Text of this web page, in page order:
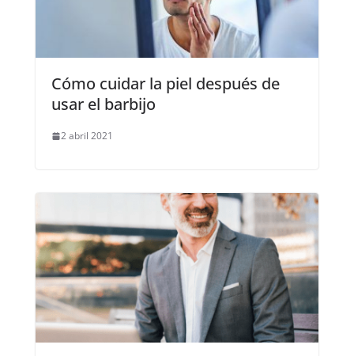
Cómo cuidar la piel después de
usar el barbijo
2 abril 2021